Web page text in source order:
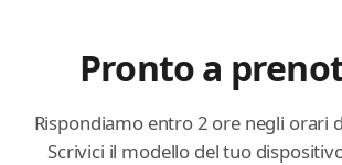
Pronto a
Rispondiamo entro 2 ore negli orari
Scrivici il modello del tuo